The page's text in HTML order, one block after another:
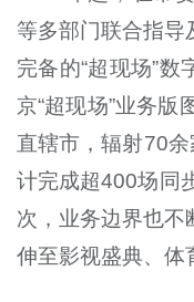
等多部门联合指导
完备的“超现场”
京“超现场”业务版
直辖市，辐射70
计完成超400场同
次，业务边界也不
伸至影视盛典、体